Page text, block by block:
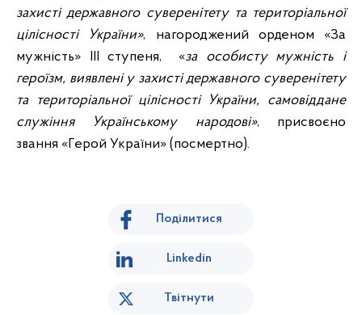
захисті державного суверенітету та територіальної
цілісності України», нагороджений орденом «За
мужність» III ступеня, «за особисту мужність і
героїзм, виявлені у захисті державного суверенітету
та територіальної цілісності України, самовіддане
служіння Українському народові», присвоєно
звання «Герой України» (посмертно).
Поділитися
Linkedin
Твітнути